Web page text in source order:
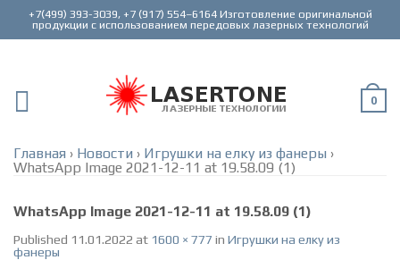
+7(499) 393-3039, +7 (917) 554–6164 Изготовление оригинальной
0
Главная › Новости › Игрушки на елку из фанеры ›
WhatsApp Image 2021-12-11 at 19.58.09 (1)
WhatsApp Image 2021-12-11 at 19.58.09 (1)
Published 11.01.2022 at 1600 × 777 in Игрушки на елку из
фанеры